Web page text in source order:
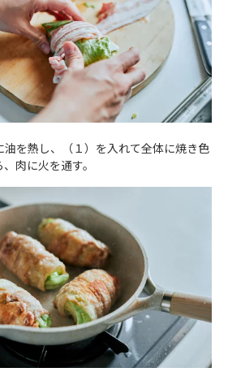
油を熱し、（１）を入れて全体に焼き色
肉に火を通す。